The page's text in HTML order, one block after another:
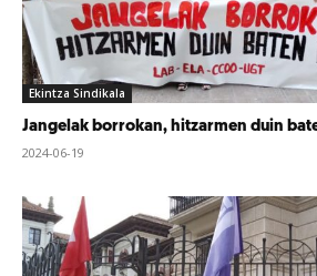
Ekintza Sindikala
Jangelak borrokan, hitzarmen duin
2024-06-19